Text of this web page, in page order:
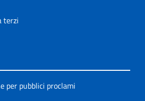
terzi
per pubblici proclami